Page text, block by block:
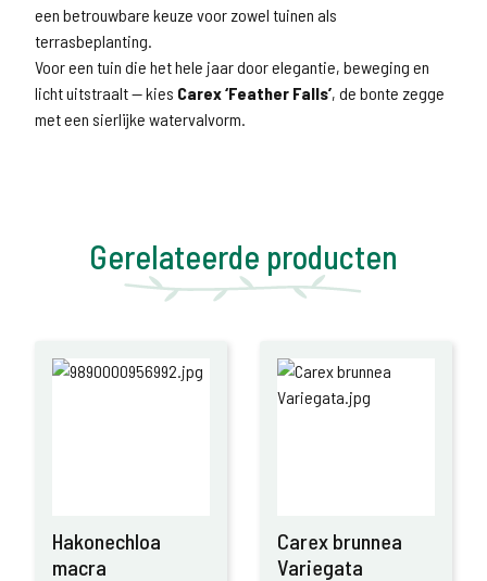
een betrouwbare keuze voor zowel tuinen als
terrasbeplanting.
Voor een tuin die het hele jaar door elegantie, beweging en
licht uitstraalt — kies Carex ‘Feather Falls’, de bonte zegge
met een sierlijke watervalvorm.
Gerelateerde producten
Hakonechloa
macra
Carex brunnea
Variegata